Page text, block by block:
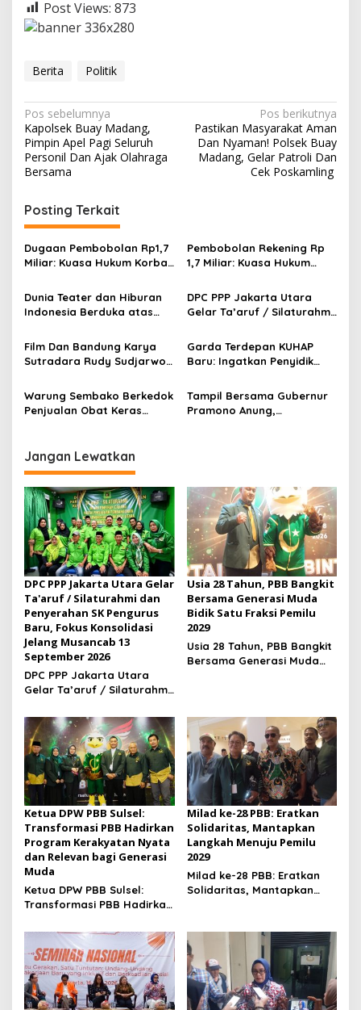
Post Views: 873
Berita Politik
N
a
v
i
g
a
s
i
p
o
s
Pos sebelumnya
Kapolsek Buay Madang,
Pimpin Apel Pagi Seluruh
Personil Dan Ajak Olahraga
Bersama
Pos berikutnya
Pastikan Masyarakat Aman
Dan Nyaman! Polsek Buay
Madang, Gelar Patroli Dan
Cek Poskamling
Posting Terkait
Dugaan Pembobolan Rp1,7
Miliar: Kuasa Hukum Korban
Keterlibatan Internal Bank
Aladin Syariah
Pembobolan Rekening Rp
1,7 Miliar: Kuasa Hukum
Pihak Internal Bank Aladin
Syariah
Dunia Teater dan Hiburan
Indonesia Berduka atas
Diding Boneng
DPC PPP Jakarta Utara
Gelar Ta’aruf / Silaturahmi
Pengurus Baru, Fokus
Konsolidasi Jelang
Musancab 13 September
Film Dan Bandung Karya
Sutradara Rudy Sudjarwo:
Secara Luas Mulai 20
Agustus 2026
Garda Terdepan KUHAP
Baru: Ingatkan Penyidik
Bersalah
Warung Sembako Berkedok
Penjualan Obat Keras
Tampil Bersama Gubernur
Pramono Anung,
Jangan Lewatkan
DPC PPP Jakarta Utara Gelar
Ta'aruf / Silaturahmi dan
Penyerahan SK Pengurus
Baru, Fokus Konsolidasi
Jelang Musancab 13
September 2026
DPC PPP Jakarta Utara
Gelar Ta’aruf / Silaturahmi
Pengurus Baru, Fokus
Konsolidasi Jelang
Musancab 13 September
2026
Usia 28 Tahun, PBB Bangkit
Bersama Generasi Muda
Bidik Satu Fraksi Pemilu
2029
Usia 28 Tahun, PBB Bangkit
Bersama Generasi Muda
Ketua DPW PBB Sulsel:
Transformasi PBB Hadirkan
Program Kerakyatan Nyata
dan Relevan bagi Generasi
Muda
Ketua DPW PBB Sulsel:
Transformasi PBB Hadirkan
Nyata dan Relevan bagi
Generasi Muda
Milad ke-28 PBB: Eratkan
Solidaritas, Mantapkan
Langkah Menuju Pemilu
2029
Milad ke-28 PBB: Eratkan
Solidaritas, Mantapkan